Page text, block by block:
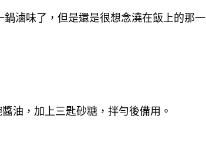
滷味了，但是還是很想念澆在飯上的那一
油，加上三匙砂糖，拌勻後備用。